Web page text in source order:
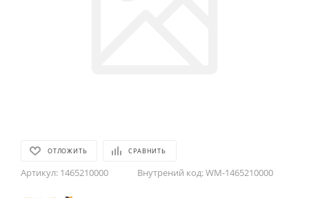
ОТЛОЖИТЬ СРАВНИТЬ
Артикул: 1465210000 Внутрений код:WM-1465210000